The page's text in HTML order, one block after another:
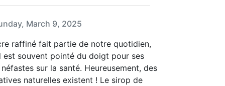
March 9, 2025
raffiné fait partie de notre quotidien,
est souvent pointé du doigt pour ses
sur la santé. Heureusement, des
naturelles existent ! Le sirop de